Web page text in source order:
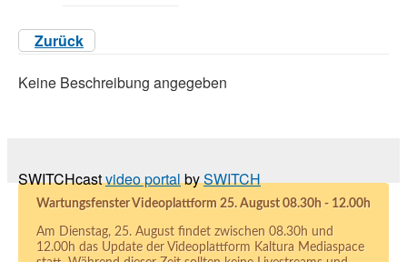
Zurück
Keine Beschreibung angegeben
SWITCHcastvideo portalbySWITCH
Wartungsfenster Videoplattform 25. August 08.30h - 12.00h
Am Dienstag, 25. August findet zwischen 08.30h und
12.00h das Update der Videoplattform Kaltura Mediaspace